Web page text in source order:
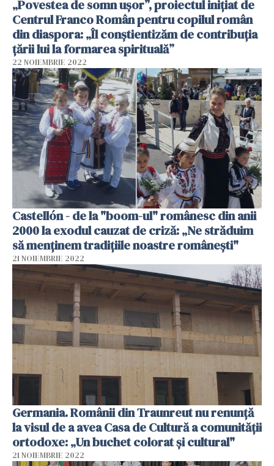
„Povestea de somn ușor”, proiectul inițiat de
Centrul Franco Român pentru copilul român
din diaspora: „Îl conștientizăm de contribuția
țării lui la formarea spirituală”
22 NOIEMBRIE 2022
Castellón - de la "boom-ul" românesc din anii
2000 la exodul cauzat de criză: „Ne străduim
să menținem tradițiile noastre românești"
21 NOIEMBRIE 2022
Germania. Românii din Traunreut nu renunță
la visul de a avea Casa de Cultură a comunității
ortodoxe: „Un buchet colorat și cultural"
21 NOIEMBRIE 2022